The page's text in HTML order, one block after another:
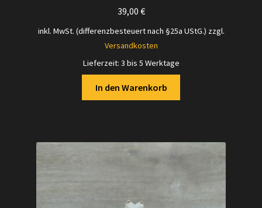
39,00 €
inkl. MwSt. (differenzbesteuert nach §25a UStG.) zzgl.
Versandkosten
Lieferzeit: 3 bis 5 Werktage
In den Warenkorb